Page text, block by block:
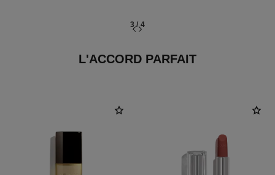
3/4
L'ACCORD PARFAIT